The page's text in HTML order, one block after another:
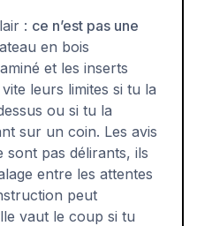
: ce n’est pas une
en bois
et les inserts
leurs limites si tu la
ou si tu la
sur un coin. Les avis
sont pas délirants, ils
entre les attentes
peut
vaut le coup si tu